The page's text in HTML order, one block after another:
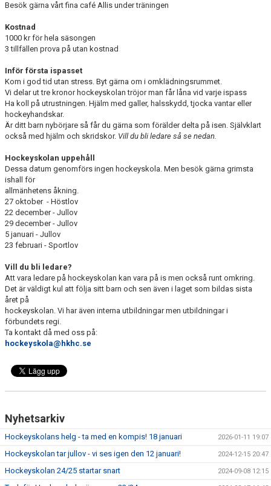
Besök gärna vårt fina café Allis under träningen
Kostnad
1000 kr för hela säsongen
3 tillfällen prova på utan kostnad
Inför första ispasset
Kom i god tid utan stress. Byt gärna om i omklädningsrummet.
Vi delar ut tre kronor hockeyskolan tröjor man får låna vid varje ispass
Ha koll på utrustningen. Hjälm med galler, halsskydd, tjocka vantar eller
hockeyhandskar.
Är ditt barn nybörjare så får du gärna som förälder delta på isen. Självklart
också med hjälm och skridskor. Vill du bli ledare så se nedan.
Hockeyskolan uppehåll
Dessa datum genomförs ingen hockeyskola. Men besök gärna grimsta
ishall för
allmänhetens åkning.
27 oktober - Höstlov
22 december - Jullov
29 december - Jullov
5 januari - Jullov
23 februari - Sportlov
Vill du bli ledare?
Att vara ledare på hockeyskolan kan vara på is men också runt omkring.
Det är väldigt kul att följa sitt barn och sen även i laget som bildas sista
året på
hockeyskolan. Vi har även interna utbildningar men utbildningar i
förbundets regi.
Ta kontakt då med oss på:
hockeyskola@hkhc.se
Nyhetsarkiv
Hockeyskolans helg - ta med en kompis! 18 januari 2026-01-11 19:07
Hockeyskolan tar jullov - vi ses igen den 12 januari! 2024-12-15 20:47
Hockeyskolan 24/25 startar snart 2024-09-08 12:15